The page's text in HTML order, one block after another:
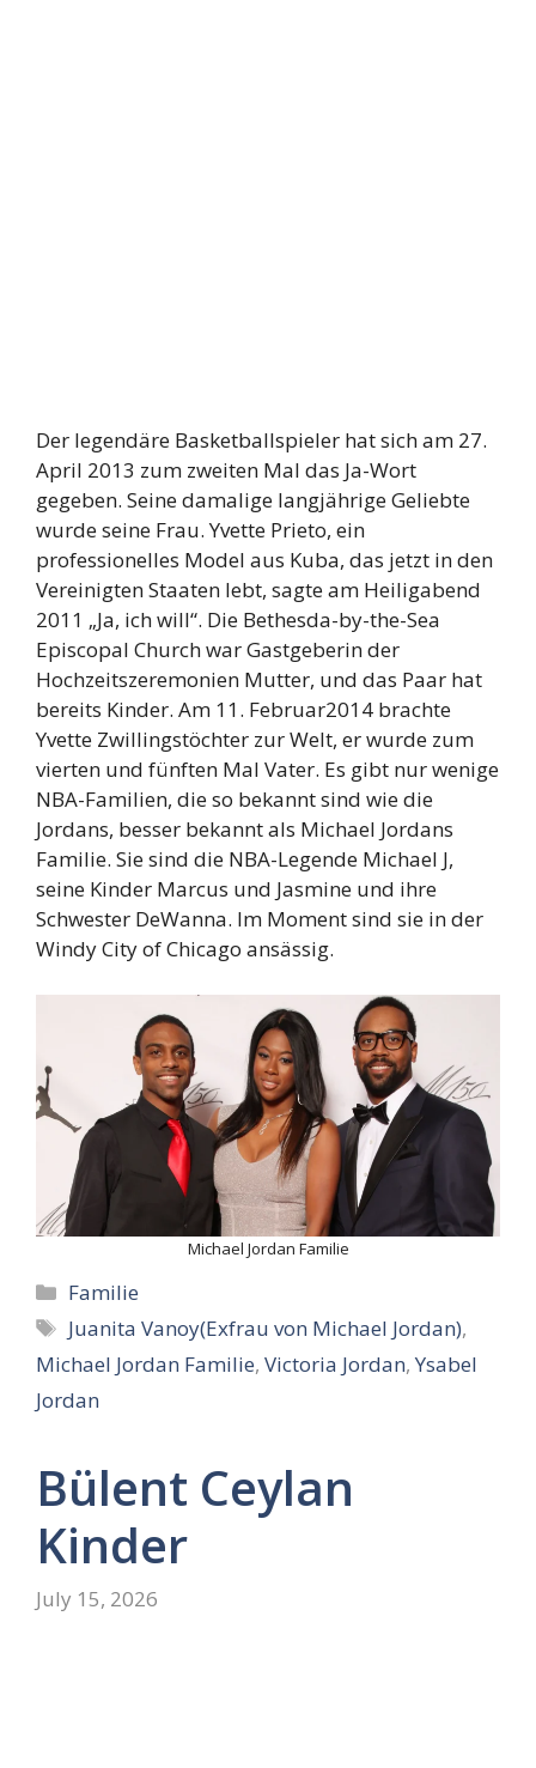
Der legendäre Basketballspieler hat sich am 27.
April 2013 zum zweiten Mal das Ja-Wort
gegeben. Seine damalige langjährige Geliebte
wurde seine Frau. Yvette Prieto, ein
professionelles Model aus Kuba, das jetzt in den
Vereinigten Staaten lebt, sagte am Heiligabend
2011 „Ja, ich will“. Die Bethesda-by-the-Sea
Episcopal Church war Gastgeberin der
Hochzeitszeremonien Mutter, und das Paar hat
bereits Kinder. Am 11. Februar2014 brachte
Yvette Zwillingstöchter zur Welt, er wurde zum
vierten und fünften Mal Vater. Es gibt nur wenige
NBA-Familien, die so bekannt sind wie die
Jordans, besser bekannt als Michael Jordans
Familie. Sie sind die NBA-Legende Michael J,
seine Kinder Marcus und Jasmine und ihre
Schwester DeWanna. Im Moment sind sie in der
Windy City of Chicago ansässig.
Michael Jordan Familie
Categories
Familie
Tags
Juanita Vanoy(Exfrau von Michael Jordan),
Michael Jordan Familie, Victoria Jordan, Ysabel
Jordan
Bülent Ceylan
Kinder
July 15, 2026